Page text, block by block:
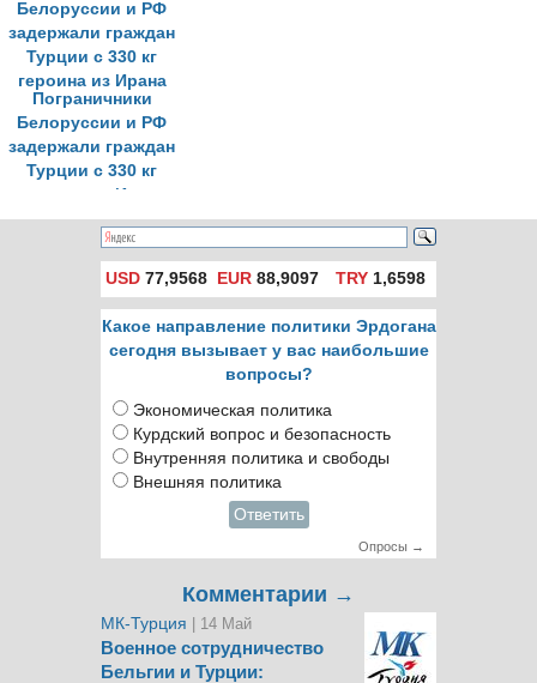
Пограничники
Белоруссии и РФ
задержали граждан
Турции с 330 кг
героина из Ирана
USD 77,9568 EUR 88,9097 TRY1,6598
Какое направление политики Эрдогана
сегодня вызывает у вас наибольшие
вопросы?
Экономическая политика
Курдский вопрос и безопасность
Внутренняя политика и свободы
Внешняя политика
Ответить
Опросы →
Комментарии →
МК-Турция | 14 Май
Военное сотрудничество
Бельгии и Турции: